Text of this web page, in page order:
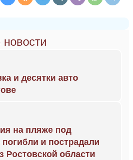
и десятки авто
на пляже под
и пострадали
области